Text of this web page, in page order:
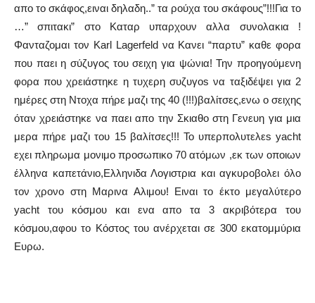
απο το σκάφος,ειναι δηλαδη..” τα ρούχα του σκάφους”!!!Για το
…” σπιτακι” στο Καταρ υπαρχουν αλλα συνολακια !
Φανταζομαι τον Karl Lagerfeld να Κανει “παρτυ” καθε φορα
που παει η σύζυγος του σειχη για ψώνια! Την προηγούμενη
φορα που χρειάστηκε η τυχερη συζυγοs να ταξιδέψει για 2
ημέρες στη Ντοχα πήρε μαζι της 40 (!!!)βαλίτσες,ενω ο σειχης
όταν χρειάστηκε να παει απο την Σκιαθο στη Γενευη για μια
μερα πήρε μαζι του 15 βαλίτσες!!! Το υπερπολυτελεs yacht
εχει πληρωμα μονιμο προσωπικο 70 ατόμων ,εκ των οποιων
έλληνα καπετάνιο,Ελληνιδα Λογιστρια και αγκυροβολει όλο
τον χρονο στη Μαρινα Αλιμου! Ειναι το έκτο μεγαλύτερο
yacht του κόσμου και ενα απο τα 3 ακριβότερα του
κόσμου,αφου το Κόστος του ανέρχεται σε 300 εκατομμύρια
Ευρω.